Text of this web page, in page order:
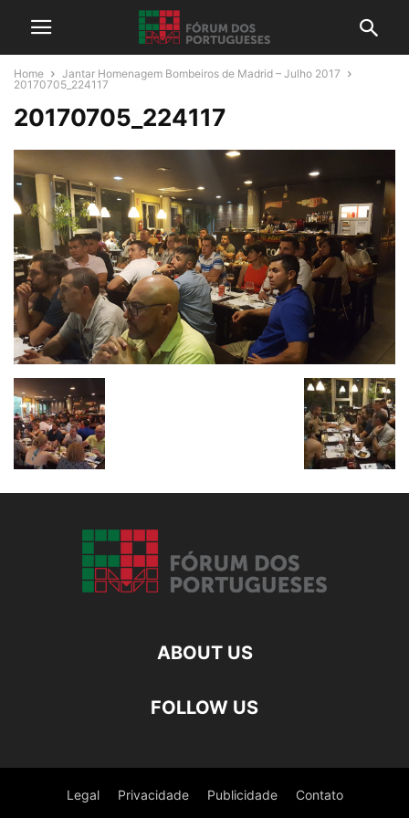
Home
Jantar Homenagem Bombeiros de Madrid – Julho 2017
20170705_224117
20170705_224117
ABOUT US
FOLLOW US
Legal Privacidade Publicidade Contato